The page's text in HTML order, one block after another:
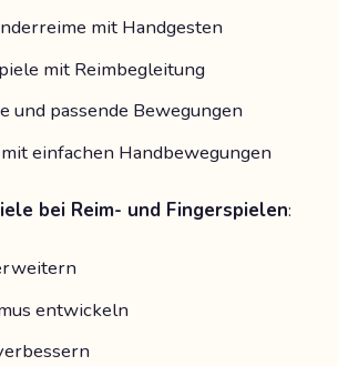
mit Handgesten
mit Reimbegleitung
und passende Bewegungen
einfachen Handbewegungen
bei Reim- und Fingerspielen:
entwickeln